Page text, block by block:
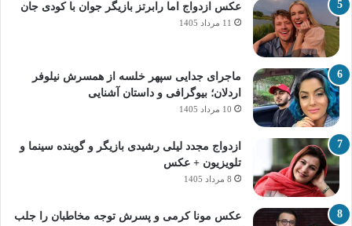
عکس ازدواج اما رابرتز بازیگر جوان با کودی جان
11 مرداد 1405
ماجرای جدایی سپهر خلسه از همسرش نیلوفر
اردلان؛ بیوگرافی و داستان آشنایی
10 مرداد 1405
ازدواج مجدد لیلی رشیدی بازیگر و گوینده سینما و
تلویزیون + عکس
8 مرداد 1405
عکس مونا کرمی و پسرش توجه مخاطبان را جلب